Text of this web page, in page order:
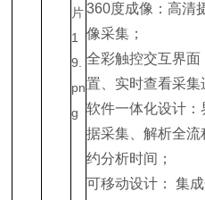
360度成像：高清
像采集；
全彩触控交互界
置、实时查看采集
软件一体化设计
据采集、解析全
约分析时间；
可移动设计： 集